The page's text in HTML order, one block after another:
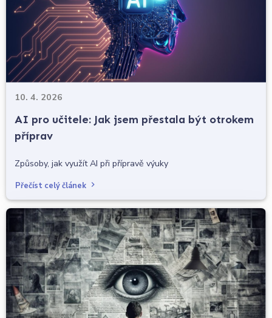
10. 4. 2026
AI pro učitele: Jak jsem přestala být otrokem
příprav
Způsoby, jak využít AI při přípravě výuky
Přečíst celý článek